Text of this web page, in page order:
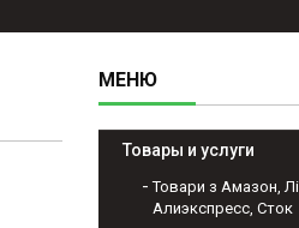
Товары и услуги
Товари з Амазон,
Алиэкспресс, Сток